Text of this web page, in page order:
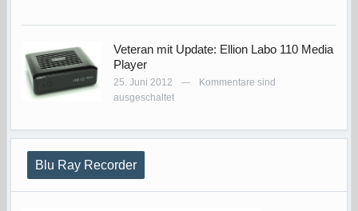
Veteran mit Update: Ellion Labo 110 Media
Player
25. Juni 2012 —
Kommentare sind
ausgeschaltet
Blu Ray Recorder